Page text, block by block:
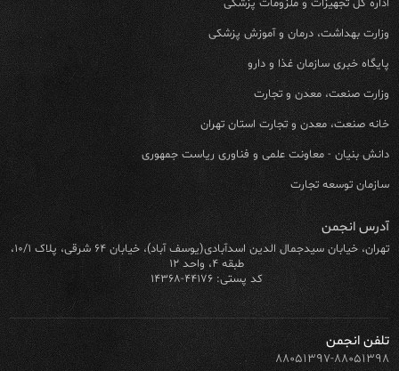
اداره کل تجهیزات و ملزومات پزشکی
وزارت بهداشت، درمان و آموزش پزشکی
پایگاه خبری سازمان غذا و دارو
وزارت صنعت، معدن و تجارت
خانه صنعت، معدن و تجارت استان تهران
دانش بنیان - معاونت علمی و فناوری ریاست جمهوری
سازمان توسعه تجارت
آدرس انجمن
تهران، خیابان سیدجمال الدین اسدآبادی(یوسف آباد)، خیابان ۶۴ شرقی، پلاک ۱۰/۱،
طبقه ۴، واحد ۱۲
کد پستی: ۴۴۱۷۶-۱۴۳۶۸
تلفن انجمن
۸۸۰۵۱۳۹۷-۸۸۰۵۱۳۹۸